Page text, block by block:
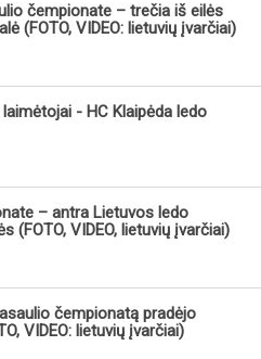
čempionate – trečia iš eilės
(FOTO, VIDEO: lietuvių įvarčiai)
- HC Klaipėda ledo
– antra Lietuvos ledo
(FOTO, VIDEO, lietuvių įvarčiai)
čempionatą pradėjo
VIDEO: lietuvių įvarčiai)